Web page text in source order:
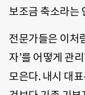
보조금 축소라는
전문가들은 이처
자’를 어떻게 관
모은다. 내시 대